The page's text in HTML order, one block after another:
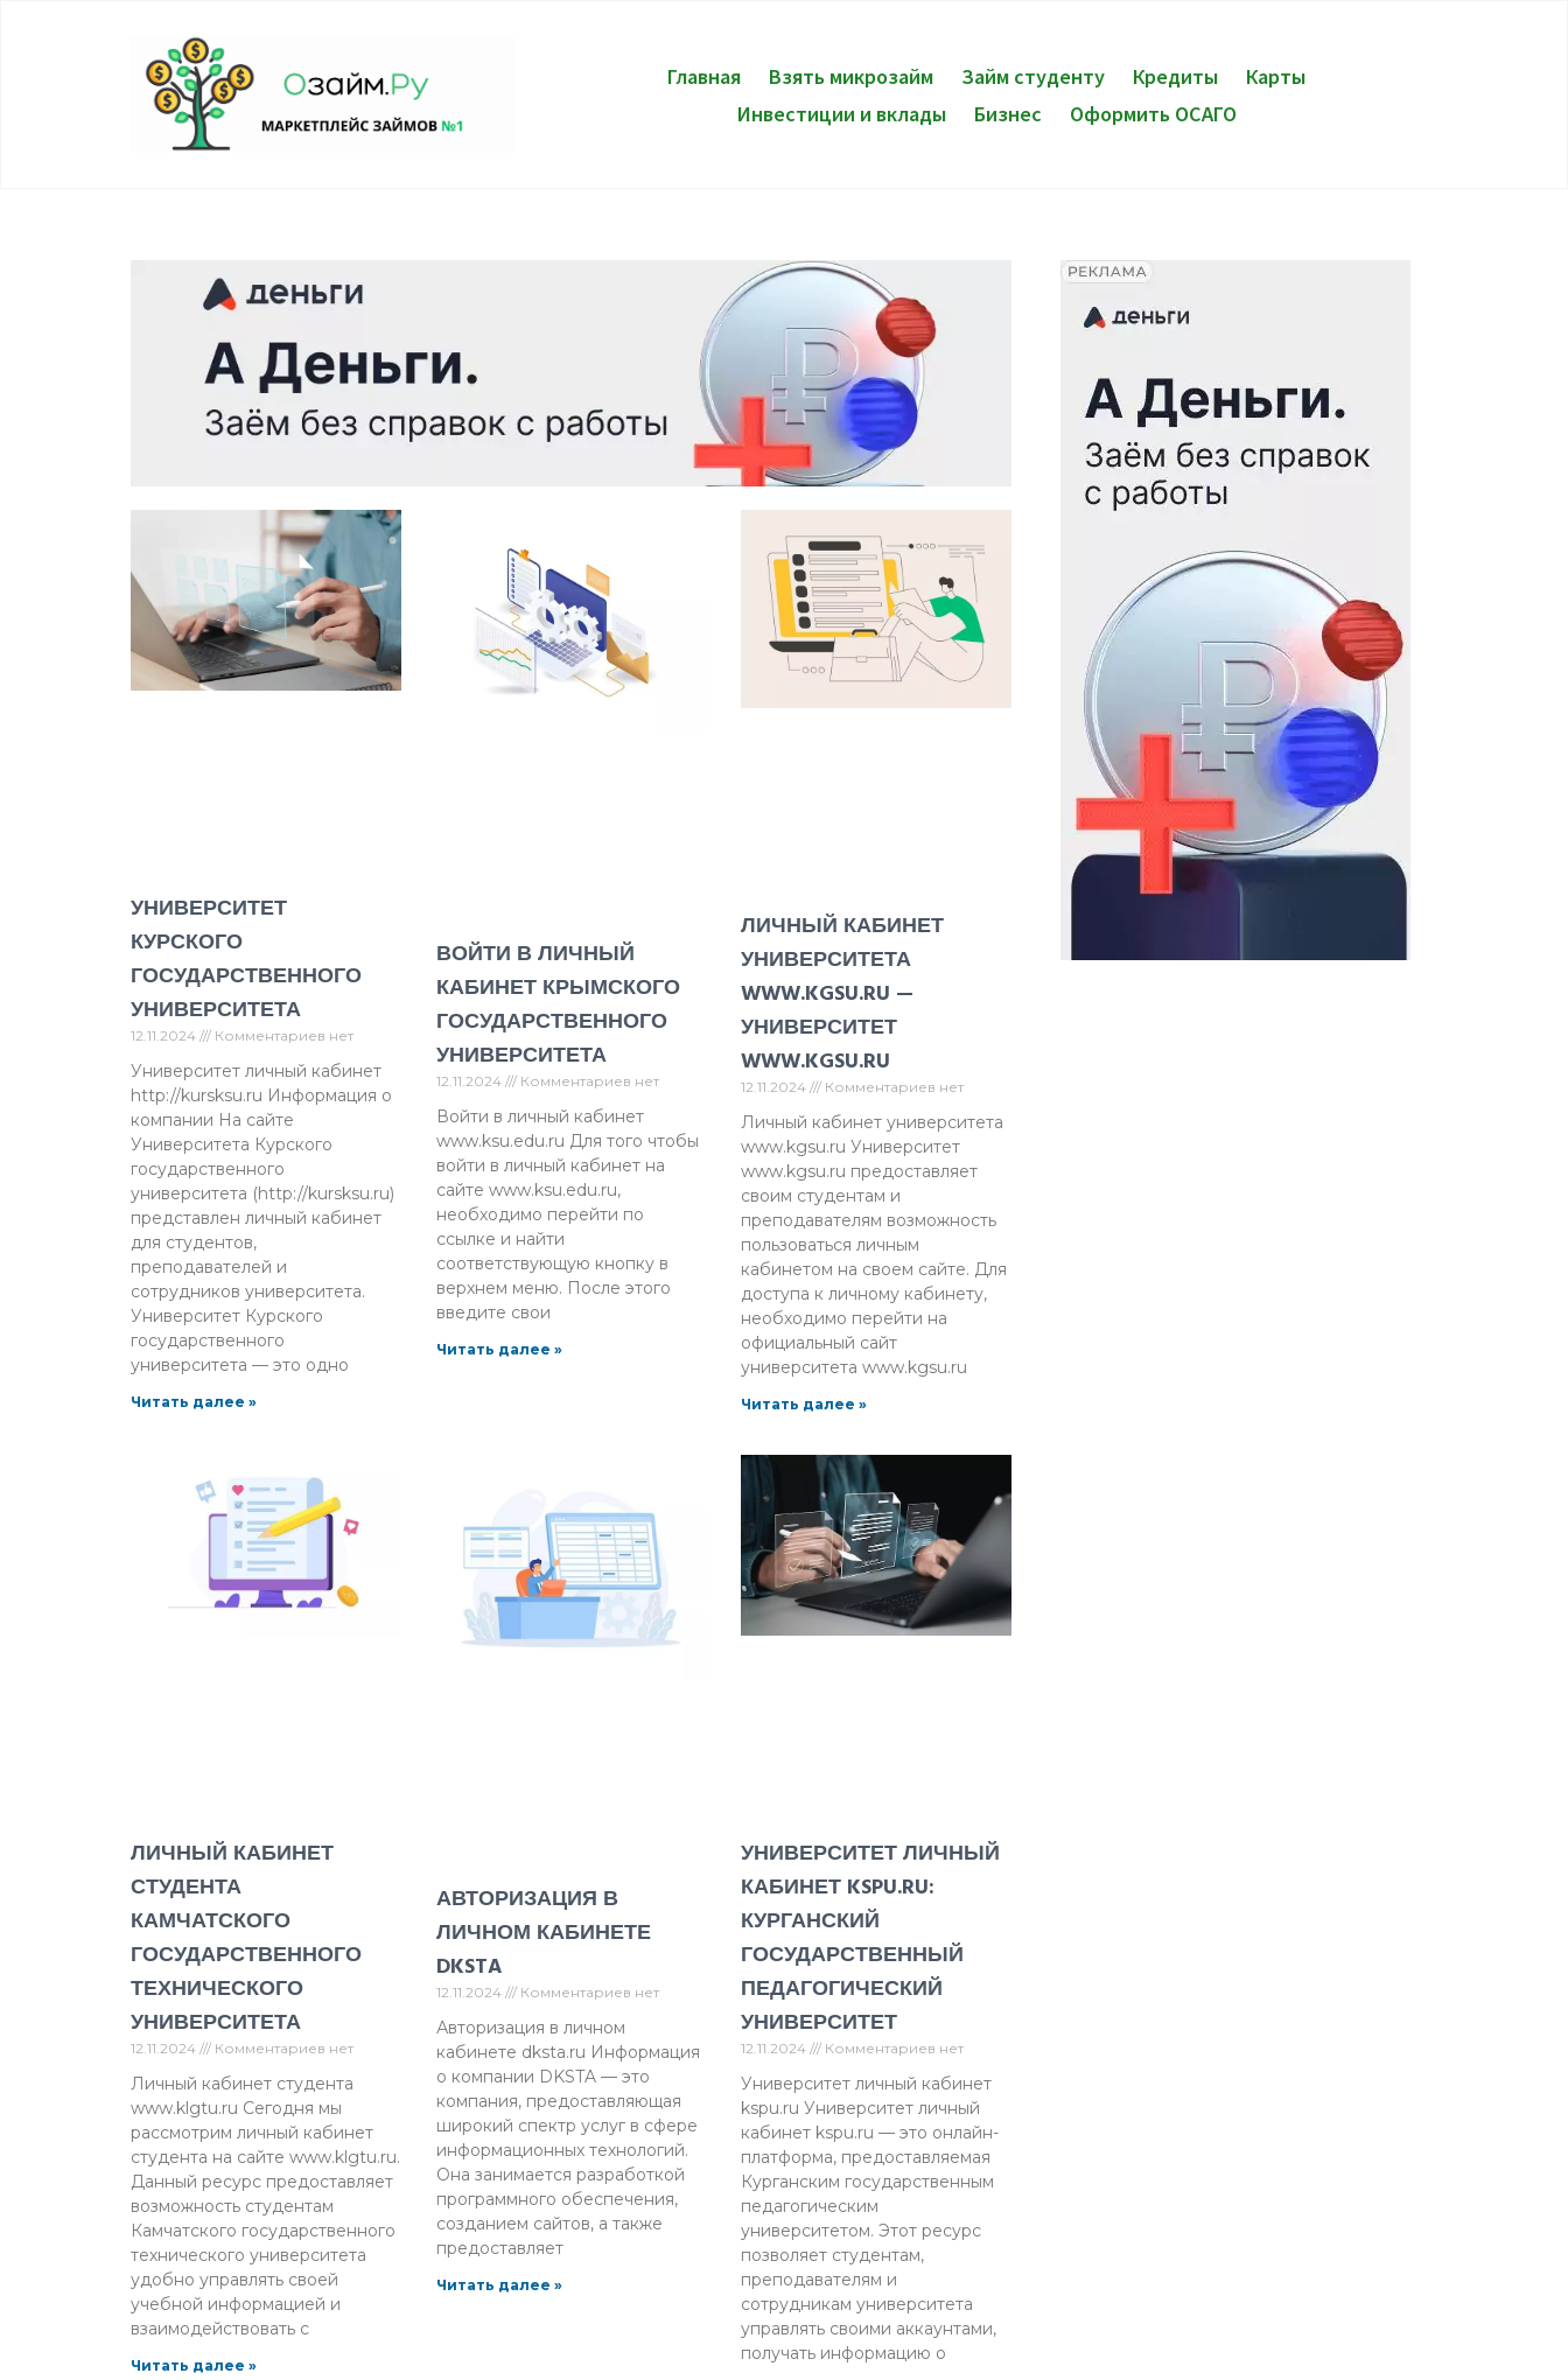
Главная Взять микрозайм Займ студенту Кредиты
Карты
Инвестиции и вклады
Бизнес Оформить ОСАГО
УНИВЕРСИТЕТ
КУРСКОГО
ГОСУДАРСТВЕННОГО
УНИВЕРСИТЕТА
12.11.2024 Комментариев нет
Университет личный кабинет
http://kursksu.ru Информация о
компании На сайте
Университета Курского
государственного
университета (http://kursksu.ru)
представлен личный кабинет
для студентов,
преподавателей и
сотрудников университета.
Университет Курского
государственного
университета — это одно
Читать далее »
ВОЙТИ В ЛИЧНЫЙ
КАБИНЕТ КРЫМСКОГО
ГОСУДАРСТВЕННОГО
УНИВЕРСИТЕТА
12.11.2024 Комментариев нет
Войти в личный кабинет
www.ksu.edu.ru Для того чтобы
войти в личный кабинет на
сайте www.ksu.edu.ru,
необходимо перейти по
ссылке и найти
соответствующую кнопку в
верхнем меню. После этого
введите свои
Читать далее »
ЛИЧНЫЙ КАБИНЕТ
УНИВЕРСИТЕТА
WWW.KGSU.RU —
УНИВЕРСИТЕТ
WWW.KGSU.RU
12.11.2024 Комментариев нет
Личный кабинет университета
www.kgsu.ru Университет
www.kgsu.ru предоставляет
своим студентам и
преподавателям возможность
пользоваться личным
кабинетом на своем сайте. Для
доступа к личному кабинету,
необходимо перейти на
официальный сайт
университета www.kgsu.ru
Читать далее »
ЛИЧНЫЙ КАБИНЕТ
СТУДЕНТА
КАМЧАТСКОГО
ГОСУДАРСТВЕННОГО
ТЕХНИЧЕСКОГО
УНИВЕРСИТЕТА
12.11.2024 Комментариев нет
Личный кабинет студента
www.klgtu.ru Сегодня мы
рассмотрим личный кабинет
студента на сайте www.klgtu.ru.
Данный ресурс предоставляет
возможность студентам
Камчатского государственного
технического университета
удобно управлять своей
учебной информацией и
взаимодействовать с
Читать далее »
АВТОРИЗАЦИЯ В
ЛИЧНОМ КАБИНЕТЕ
DKSTA
12.11.2024 Комментариев нет
Авторизация в личном
кабинете dksta.ru Информация
о компании DKSTA — это
компания, предоставляющая
широкий спектр услуг в сфере
информационных технологий.
Она занимается разработкой
программного обеспечения,
созданием сайтов, а также
предоставляет
Читать далее »
УНИВЕРСИТЕТ ЛИЧНЫЙ
КАБИНЕТ KSPU.RU:
КУРГАНСКИЙ
ГОСУДАРСТВЕННЫЙ
ПЕДАГОГИЧЕСКИЙ
УНИВЕРСИТЕТ
12.11.2024 Комментариев нет
Университет личный кабинет
kspu.ru Университет личный
кабинет kspu.ru — это онлайн-
платформа, предоставляемая
Курганским государственным
педагогическим
университетом. Этот ресурс
позволяет студентам,
преподавателям и
сотрудникам университета
управлять своими аккаунтами,
получать информацию о